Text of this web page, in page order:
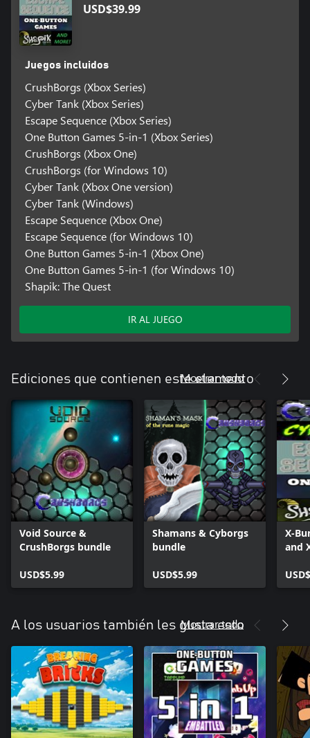
USD$39.99
Juegos incluidos
CrushBorgs (Xbox Series)
Cyber Tank (Xbox Series)
Escape Sequence (Xbox Series)
One Button Games 5-in-1 (Xbox Series)
CrushBorgs (Xbox One)
CrushBorgs (for Windows 10)
Cyber Tank (Xbox One version)
Cyber Tank (Windows)
Escape Sequence (Xbox One)
Escape Sequence (for Windows 10)
One Button Games 5-in-1 (Xbox One)
One Button Games 5-in-1 (for Windows 10)
Shapik: The Quest
IR AL JUEGO
Ediciones que contienen este elemento
Mostrar todo
Void Source &
CrushBorgs bundle
USD$5.99
Shamans & Cyborgs
bundle
USD$5.99
X-
and
A los usuarios también les gusta esto
Mostrar todo